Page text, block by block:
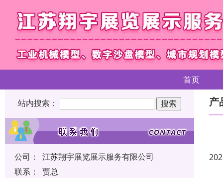
首页
站内搜索：
公司：
江苏翔宇展览展示服务有限公司
联系：
贾总
产